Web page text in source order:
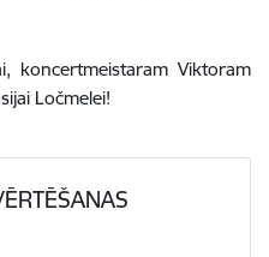
koncertmeistaram Viktoram
Ločmelei!